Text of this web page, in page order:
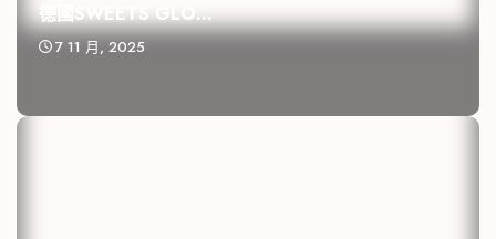
德國SWEETS GLO...
7 11 月, 2025